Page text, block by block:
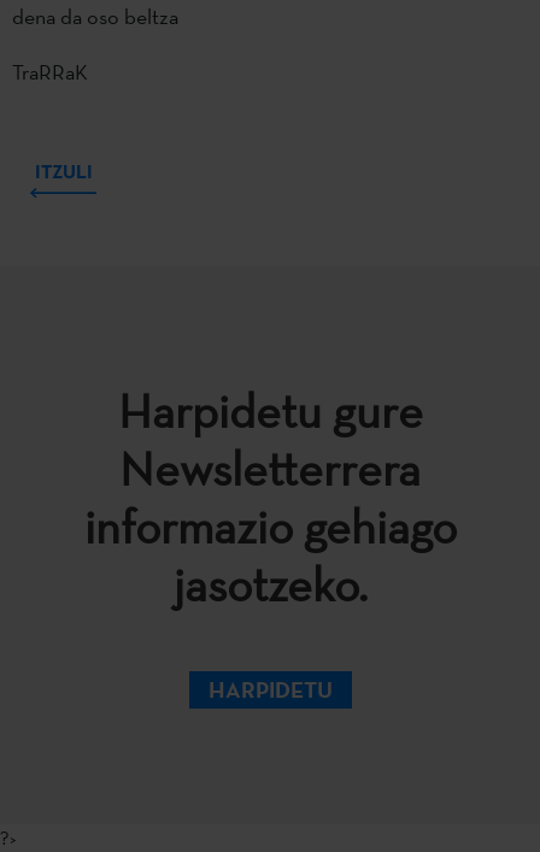
dena da oso beltza
TraRRaK
ITZULI
Harpidetu gure
Newsletterrera
informazio gehiago
jasotzeko.
HARPIDETU
?>